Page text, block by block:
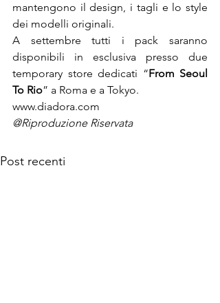
mantengono il design, i tagli e lo style
A settembre tutti i pack saranno
disponibili in esclusiva presso due
temporary store dedicati “From Seoul
To Rio” a Roma e a Tokyo.
www.diadora.com
@Riproduzione Riservata
Post recenti